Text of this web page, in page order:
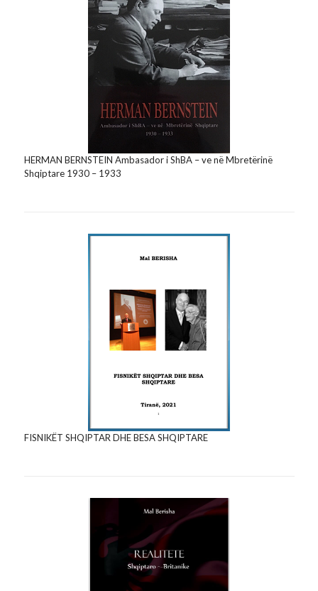
HERMAN BERNSTEIN Ambasador i ShBA – ve në Mbretërinë
Shqiptare 1930 – 1933
FISNIKËT SHQIPTAR DHE BESA SHQIPTARE